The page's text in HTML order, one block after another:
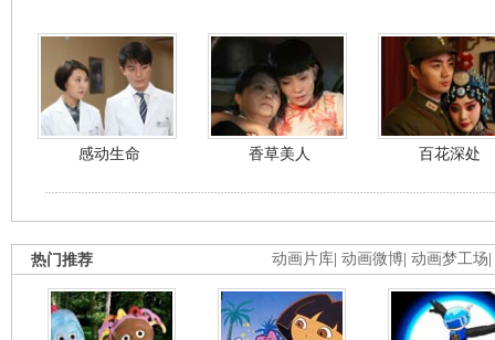
感动生命 香草美人 百花深处
动画片库 动画微博 动画梦工场
热门推荐